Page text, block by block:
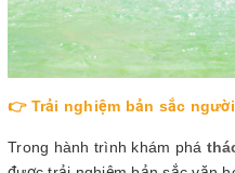
👉 Trải nghiệm bản sắc
Trong hành trình khám phá